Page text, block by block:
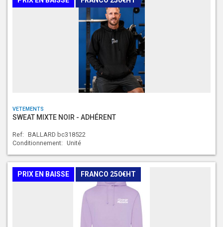
VETEMENTS
SWEAT MIXTE NOIR - ADHÉRENT
Ref: BALLARD bc318522
Conditionnement: Unité
PRIX EN BAISSE FRANCO 250€HT